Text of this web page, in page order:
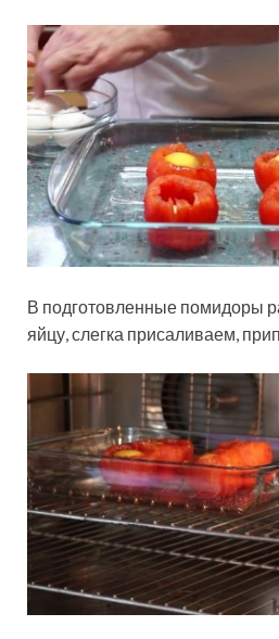
В подготовленные помидоры
яйцу, слегка присаливаем,